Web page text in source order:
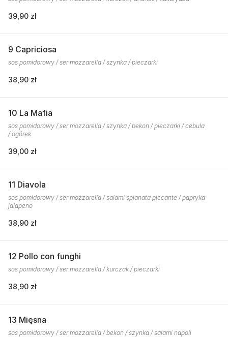
39,90 zł
9 Capriciosa
sos pomidorowy / ser mozzarella / szynka / pieczarki
38,90 zł
10 La Mafia
sos pomidorowy / ser mozzarella / szynka / bekon / pieczarki / cebula
/ ogórek
39,00 zł
11 Diavola
sos pomidorowy / ser mozzarella / salami spianata piccante / papryka
jalapeno
38,90 zł
12 Pollo con funghi
sos pomidorowy / ser mozzarella / kurczak / pieczarki
38,90 zł
13 Mięsna
sos pomidorowy / ser mozzarella / bekon / szynka / salami napoli